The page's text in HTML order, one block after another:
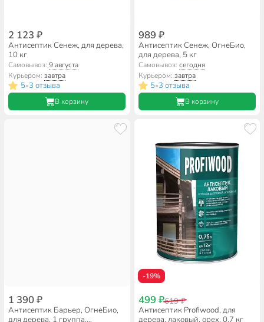
2 123 ₽
Антисептик Сенеж, для дерева,
10 кг
Самовывоз:9 августа
Курьером:завтра
5•3 отзыва
В корзину
989 ₽
Антисептик Сенеж, ОгнеБио,
для дерева, 5 кг
Самовывоз: сегодня
Курьером: завтра
5•3 отзыва
В корзину
1 390 ₽
Антисептик Барьер, ОгнеБио,
для дерева, 1 группа,
-19%
499 ₽619 ₽
Антисептик Profiwood, для
дерева, лаковый, орех, 0.7 кг